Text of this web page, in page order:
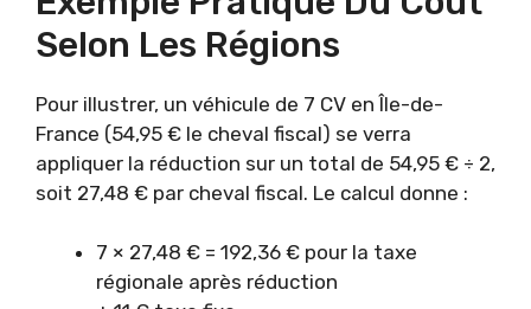
Selon Les Régions
Pour illustrer, un véhicule de 7 CV en Île-de-
France (54,95 € le cheval fiscal) se verra
appliquer la réduction sur un total de 54,95 € ÷ 2,
soit 27,48 € par cheval fiscal. Le calcul donne :
7 × 27,48 € = 192,36 € pour la taxe
régionale après réduction